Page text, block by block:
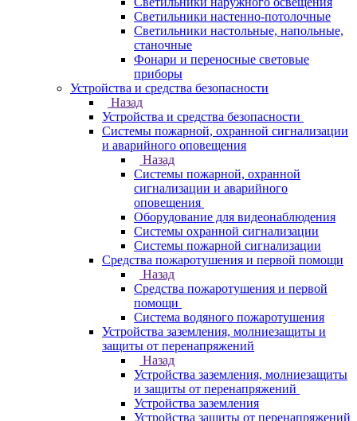
Светильники настенно-потолочные
Светильники настольные, напольные,
станочные
Фонари и переносные световые
приборы
Устройства и средства безопасности
Назад
Устройства и средства безопасности
Системы пожарной, охранной сигнализации
и аварийного оповещения
Назад
Системы пожарной, охранной
сигнализации и аварийного
оповещения
Оборудование для видеонаблюдения
Системы охранной сигнализации
Системы пожарной сигнализации
Средства пожаротушения и первой помощи
Назад
Средства пожаротушения и первой
помощи
Система водяного пожаротушения
Устройства заземления, молниезащиты и
защиты от перенапряжений
Назад
Устройства заземления, молниезащиты
и защиты от перенапряжений
Устройства заземления
Устройства защиты от перенапряжений